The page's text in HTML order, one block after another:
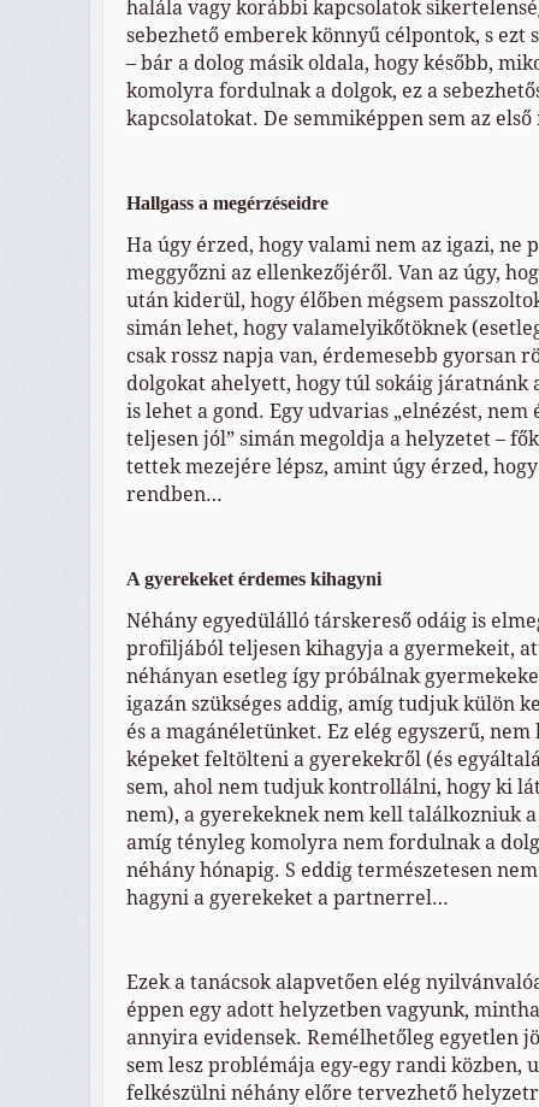
halála vagy korábbi kapcsolatok
sebezhető emberek könnyű célpontok, s ezt
– bár a dolog másik oldala, hogy később,
komolyra fordulnak a dolgok, ez a
kapcsolatokat. De semmiképpen sem az
Hallgass a megérzéseidre
Ha úgy érzed, hogy valami nem az igazi, ne
meggyőzni az ellenkezőjéről. Van az úgy,
után kiderül, hogy élőben mégsem
simán lehet, hogy valamelyikőtöknek
csak rossz napja van, érdemesebb gyorsan
dolgokat ahelyett, hogy túl sokáig járatnánk
is lehet a gond. Egy udvarias „elnézést, nem
teljesen jól” simán megoldja a helyzetet –
tettek mezejére lépsz, amint úgy érzed,
rendben…
A gyerekeket érdemes kihagyni
Néhány egyedülálló társkereső odáig is
profiljából teljesen kihagyja a gyermekeit,
néhányan esetleg így próbálnak
igazán szükséges addig, amíg tudjuk külön
és a magánéletünket. Ez elég egyszerű,
képeket feltölteni a gyerekekről (és
sem, ahol nem tudjuk kontrollálni, hogy ki
nem), a gyerekeknek nem kell találkozniuk
amíg tényleg komolyra nem fordulnak a
néhány hónapig. S eddig természetesen
hagyni a gyerekeket a partnerrel…
Ezek a tanácsok alapvetően elég
éppen egy adott helyzetben vagyunk,
annyira evidensek. Remélhetőleg egyetlen
sem lesz problémája egy-egy randi közben,
felkészülni néhány előre tervezhető